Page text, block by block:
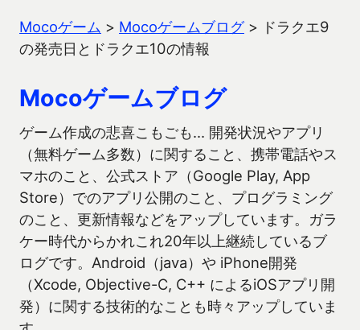
Mocoゲーム > Mocoゲームブログ> ドラクエ9
の発売日とドラクエ10の情報
Mocoゲームブログ
ゲーム作成の悲喜こもごも… 開発状況やアプリ
（無料ゲーム多数）に関すること、携帯電話やス
マホのこと、公式ストア（Google Play, App
Store）でのアプリ公開のこと、プログラミング
のこと、更新情報などをアップしています。ガラ
ケー時代からかれこれ20年以上継続しているブ
ログです。Android（java）や iPhone開発
（Xcode, Objective-C, C++ によるiOSアプリ開
発）に関する技術的なことも時々アップしていま